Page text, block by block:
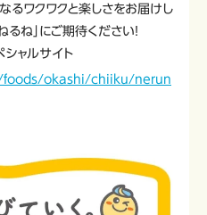
るワクワクと楽しさをお届けし
るね」にご期待ください！
ャルサイト
okashi/chiiku/nerun